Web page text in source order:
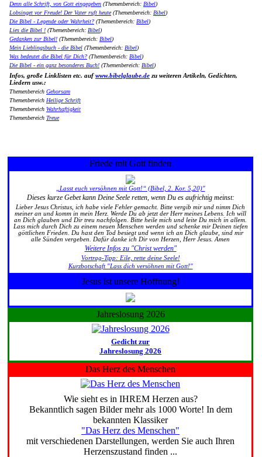
Denn alle Schrift, von Gott eingegeben (Themenbereich: Bibel)
Lobsinget vor Freude! Der Vater ruft heute(Themenbereich: Bibel)
Die Bibel - Legende oder Wahrheit? (Themenbereich: Bibel)
Lies die Bibel ! (Themenbereich: Bibel)
Gedanken zur Bibel! (Themenbereich: Bibel)
Mein Lieblingsbuch - die Bibel (Themenbereich: Bibel)
Was bedeutet die Bibel für Dich? (Themenbereich: Bibel)
Die Bibel - ein ganz besonderes Buch! (Themenbereich: Bibel)
Infos, große Linklisten etc. aufwww.bibelglaube.de zu weiteren Artikeln, Gedichten,
Liedern usw.:
Themenbereich Gehorsam
Themenbereich Heilige Schrift
Themenbereich Wahrhaftigkeit
Themenbereich Treue
Friede mit Gott finden
„Lasst euch versöhnen mit Gott!“ (Bibel, 2. Kor. 5,20)"
Dieses kurze Gebet kann Deine Seele retten, wenn Du es aufrichtig meinst:
Lieber Jesus Christus, ich habe viele Fehler gemacht. Bitte vergib mir und nimm Dich
meiner an und komm in mein Herz. Werde Du ab jetzt der Herr meines Lebens. Ich will
an Dich glauben und Dir treu nachfolgen. Bitte heile mich und leite Du mich in allem.
Lass mich durch Dich zu einem neuen Menschen werden und schenke mir Deinen tiefen
göttlichen Frieden. Du hast den Tod besiegt und wenn ich an Dich glaube, sind mir
alle Sünden vergeben. Dafür danke ich Dir von Herzen, Herr Jesus. Amen
Weitere Infos zu "Christ werden"
Vortrag-Tipp: Eile, rette deine Seele!
Kurzbotschaft "Lass dich versöhnen mit Gott!"
Jesus ist unsere Hoffnung!
Jahreslosung 2026
Gedicht zur
Jahreslosung 2026
Das Herz des Menschen
Wie sieht es in IHREM Herzen aus?
Bekanntlich sagen Bilder mehr als 1000 Worte! In dem
bekannten Klassiker
"Das Herz des Menschen"
mit verschiedenen Darstellungen, werden Sie auch Ihren
Herzenszustand finden ...